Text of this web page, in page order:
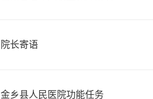
院长寄语
金乡县人民医院功能任务